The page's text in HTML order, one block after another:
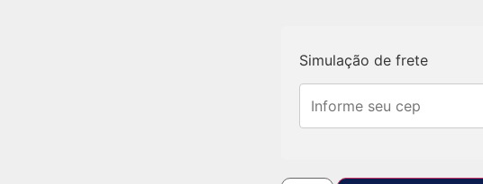
Simulação de frete